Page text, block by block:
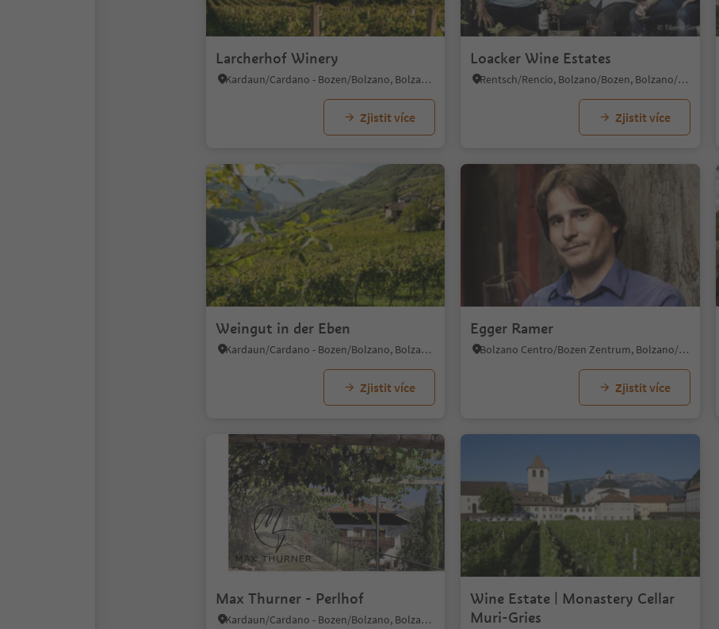
Larcherhof Winery
Kardaun/Cardano - Bozen/Bolzano, Bolzano/Bozen, Bolzano/Bozen and environs
Zjistit více
Loacker Wine Estates
Rentsch/Rencio, Bolzano/Bozen, Bolzano/Bozen and environs
Zjistit více
Weingut in der Eben
Kardaun/Cardano - Bozen/Bolzano, Bolzano/Bozen, Bolzano/Bozen and environs
Zjistit více
Egger Ramer
Bolzano Centro/Bozen Zentrum, Bolzano/Bozen, Bolzano/Bozen and environs
Zjistit více
Max Thurner - Perlhof
Kardaun/Cardano - Bozen/Bolzano, Bolzano/Bozen, Bolzano/Bozen and environs
Wine Estate | Monastery Cellar
Muri-Gries